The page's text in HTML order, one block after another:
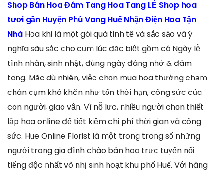
Shop Bán Hoa Đám Tang Hoa Tang LỄ Shop hoa
tươi gần Huyện Phú Vang Huế Nhận Điện Hoa Tận
Nhà Hoa khi là một gói quà tinh tế và sắc sảo và ý
nghĩa sâu sắc cho cụm lúc đặc biệt gồm có Ngày lễ
tình nhân, sinh nhật, đúng ngày đáng nhớ & đám
tang. Mặc dù nhiên, việc chọn mua hoa thường chạm
chán cụm khó khăn như tốn thời hạn, công sức của
con người, giao vận. Vì nỗ lực, nhiều người chọn thiết
lập hoa online để tiết kiệm chi phí thời gian và công
sức. Hue Online Florist là một trong trong số những
người trong gia đình chào bán hoa trực tuyến nổi
tiếng độc nhất vô nhị sinh hoạt khu phố Huế. Với hàng